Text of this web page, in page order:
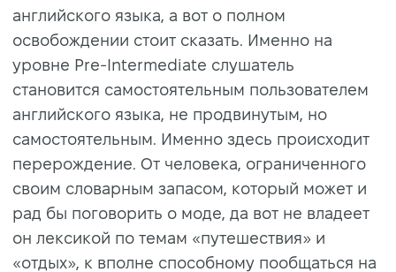
английского языка, а вот о полном
освобождении стоит сказать. Именно на
уровне Pre-Intermediate слушатель
становится самостоятельным пользователем
английского языка, не продвинутым, но
самостоятельным. Именно здесь происходит
перерождение. От человека, ограниченного
своим словарным запасом, который может и
рад бы поговорить о моде, да вот не владеет
он лексикой по темам «путешествия» и
«отдых», к вполне способному пообщаться на